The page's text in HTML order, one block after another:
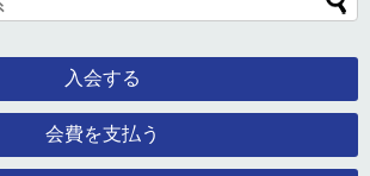
入会する
会費を支払う